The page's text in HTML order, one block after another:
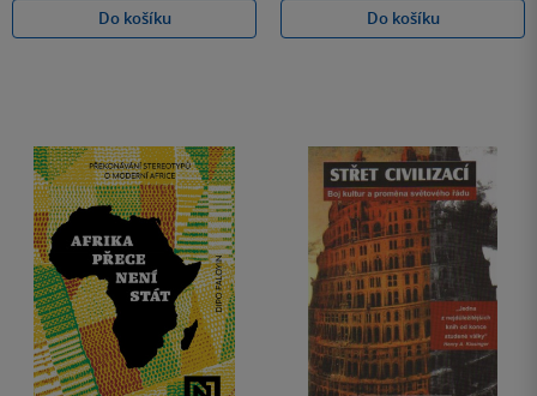
Do košíku
Do košíku